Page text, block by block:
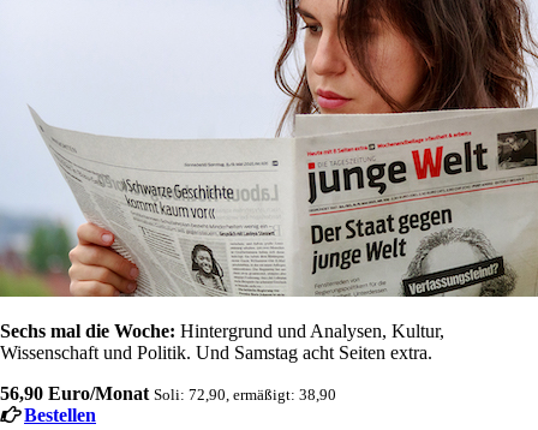
Sechs mal die Woche: Hintergrund und Analysen, Kultur,
Wissenschaft und Politik. Und Samstag acht Seiten extra.
56,90 Euro/Monat Soli: 72,90, ermäßigt: 38,90
Bestellen